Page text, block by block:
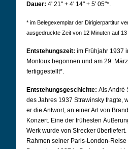
Dauer: 4' 21" + 4' 14" + 5' 05"*.
* im Belegexemplar der Dirigierpartitur
ausgedruckte Zeit von 12 Minuten auf 13
Entstehungszeit: im Frühjahr 1937
Montoux begonnen und am 29.
fertiggestellt*.
Entstehungsgeschichte: Als André
des Jahres 1937 Strawinsky fragte,
er die Antwort, an einer Art von
Konzert. Eine der frühesten
Werk wurde von Strecker
Rahmen seiner Paris-London-